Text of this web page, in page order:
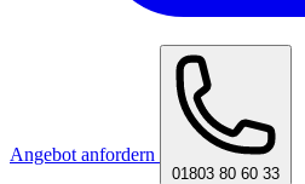
Angebot anfordern
01803 80 60 33